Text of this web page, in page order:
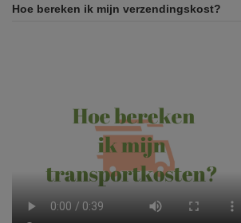
Hoe bereken ik mijn verzendingskost?